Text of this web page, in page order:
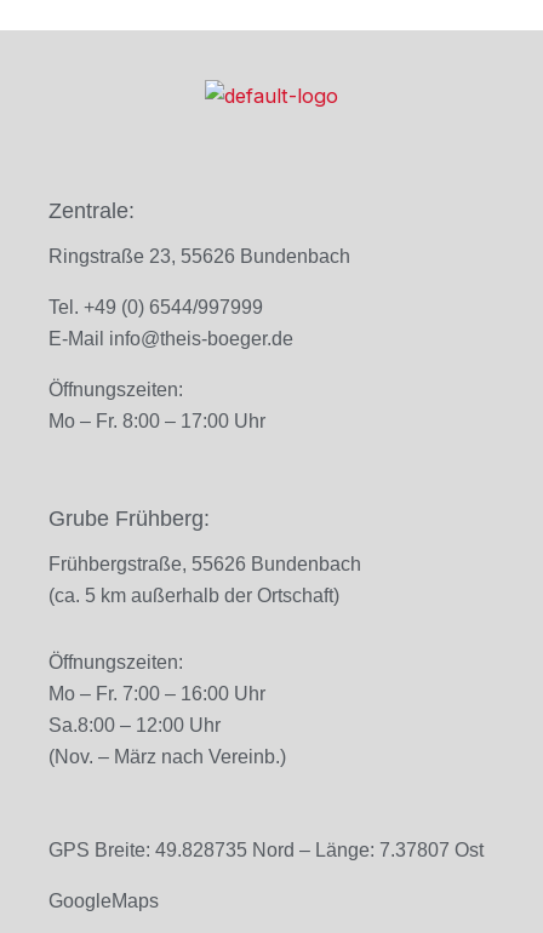
Zentrale:
Ringstraße 23, 55626 Bundenbach
Tel. +49 (0) 6544/997999
E-Mail info@theis-boeger.de
Öffnungszeiten:
Mo – Fr. 8:00 – 17:00 Uhr
Grube Frühberg:
Frühbergstraße, 55626 Bundenbach
(ca. 5 km außerhalb der Ortschaft)
Öffnungszeiten:
Mo – Fr. 7:00 – 16:00 Uhr
Sa.8:00 – 12:00 Uhr
(Nov. – März nach Vereinb.)
GPS Breite: 49.828735 Nord – Länge: 7.37807 Ost
GoogleMaps